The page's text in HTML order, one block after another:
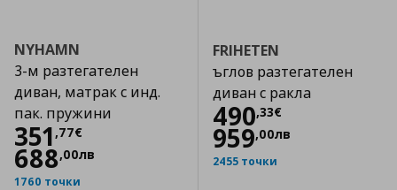
NYHAMN
3-м разтегателен
диван, матрак с инд.
пак. пружини
351 ,77€
Цена
688,00лв
1760 точки
FRIHETEN
ъглов разтегателен
диван с ракла
490,33€
Цена
959,00лв
2455 точки